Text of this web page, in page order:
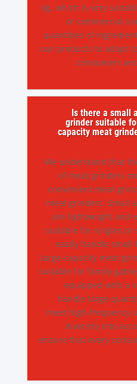
kg, which is very
or commercial
quantities of
our products to adapt
consumers
Is there a small
grinder suitable
capacity meat
We understand that
of meat grinders
convenient meat
meat grinders. Small
are lightweight and
suitable for singles or
easily handle small
Large-capacity meat
suitable for family
equipped with a
handle large
meet high-frequency
diversity into
ensure that every